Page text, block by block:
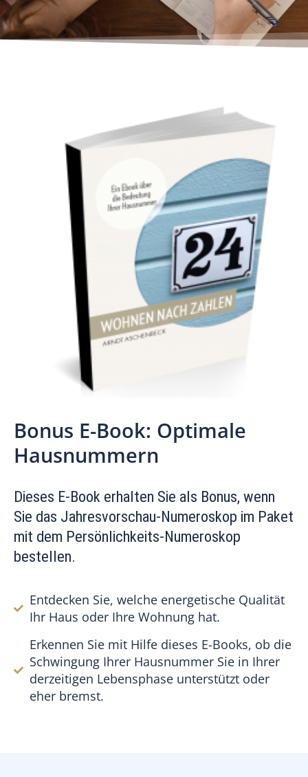
Bonus E-Book: Optimale
Hausnummern
Dieses E-Book erhalten Sie als Bonus, wenn
Sie das Jahresvorschau-Numeroskop im Paket
mit dem Persönlichkeits-Numeroskop
bestellen.
Entdecken Sie, welche energetische Qualität
Ihr Haus oder Ihre Wohnung hat.
Erkennen Sie mit Hilfe dieses E-Books, ob die
Schwingung Ihrer Hausnummer Sie in Ihrer
derzeitigen Lebensphase unterstützt oder
eher bremst.